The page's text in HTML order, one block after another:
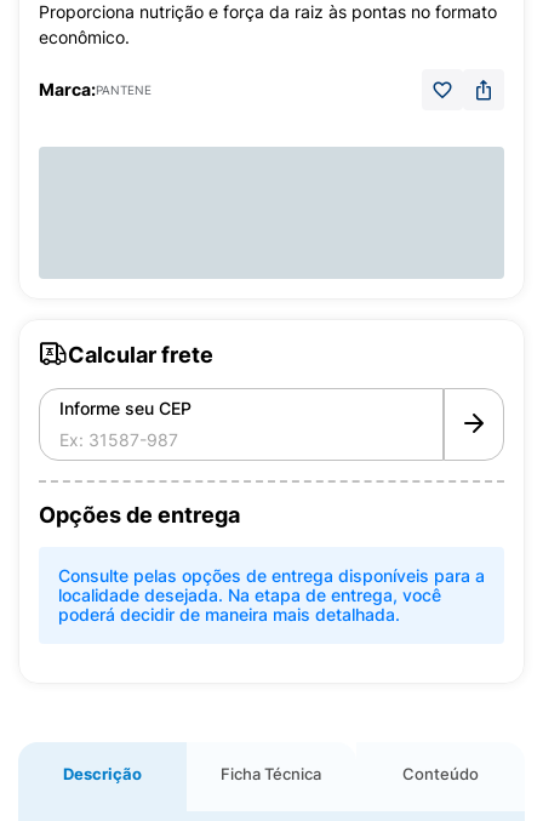
Proporciona nutrição e força da raiz às pontas no formato
econômico.
Marca:PANTENE
Calcular frete
Informe seu CEP
Opções de entrega
Consulte pelas opções de entrega disponíveis para a
localidade desejada. Na etapa de entrega, você
poderá decidir de maneira mais detalhada.
Descrição Ficha Técnica Conteúdo